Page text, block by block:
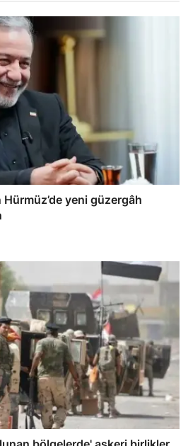
yeni güzergâh